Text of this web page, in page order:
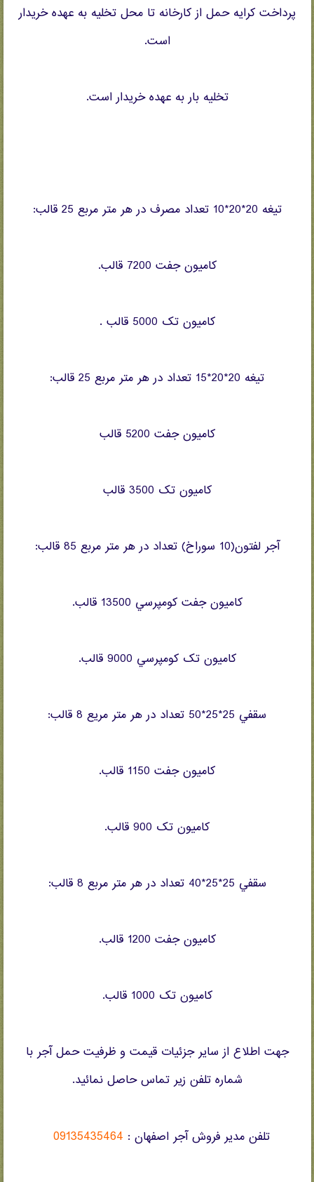
پرداخت کرايه حمل از کارخانه تا محل تخليه به عهده خريدار
است.
تخليه بار به عهده خريدار است.
تيغه 20*20*10 تعداد مصرف در هر متر مربع 25 قالب:
کاميون جفت 7200 قالب.
کاميون تک 5000 قالب .
تيغه 20*20*15 تعداد در هر متر مربع 25 قالب:
کاميون جفت 5200 قالب
کاميون تک 3500 قالب
آجر لفتون(10 سوراخ) تعداد در هر متر مربع 85 قالب:
کاميون جفت کومپرسي 13500 قالب.
کاميون تک کومپرسي 9000 قالب.
سقفي 25*25*50 تعداد در هر متر مريع 8 قالب:
کاميون جفت 1150 قالب.
کاميون تک 900 قالب.
سقفي 25*25*40 تعداد در هر متر مربع 8 قالب:
کاميون جفت 1200 قالب.
کاميون تک 1000 قالب.
جهت اطلاع از ساير جزئيات قيمت و ظرفيت حمل آجر با
شماره تلفن زير تماس حاصل نمائيد.
تلفن مدير فروش آجر اصفهان : 09135435464